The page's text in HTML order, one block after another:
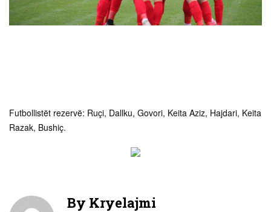
Futbollistët rezervë: Ruçi, Dallku, Govori, Keita Aziz, Hajdari, Keita
Razak, Bushiç.
By Kryelajmi